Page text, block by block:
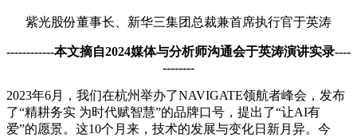
紫光股份董事长、新华三集团总裁兼首席执行官于英涛
------------本文摘自2024媒体与分析师沟通会于英涛演讲实录----
--------
2023年6月，我们在杭州举办了NAVIGATE领航者峰会，发布
了“精耕务实 为时代赋智慧”的品牌口号，提出了“让AI有
爱”的愿景。这10个月来，技术的发展与变化日新月异。今